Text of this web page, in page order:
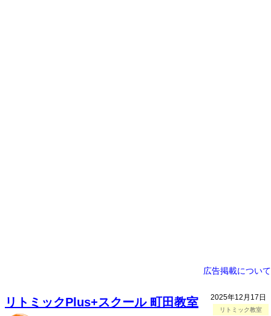
広告掲載について
2025年12月17日
リトミック教室
リトミックPlus+スクール 町田教室